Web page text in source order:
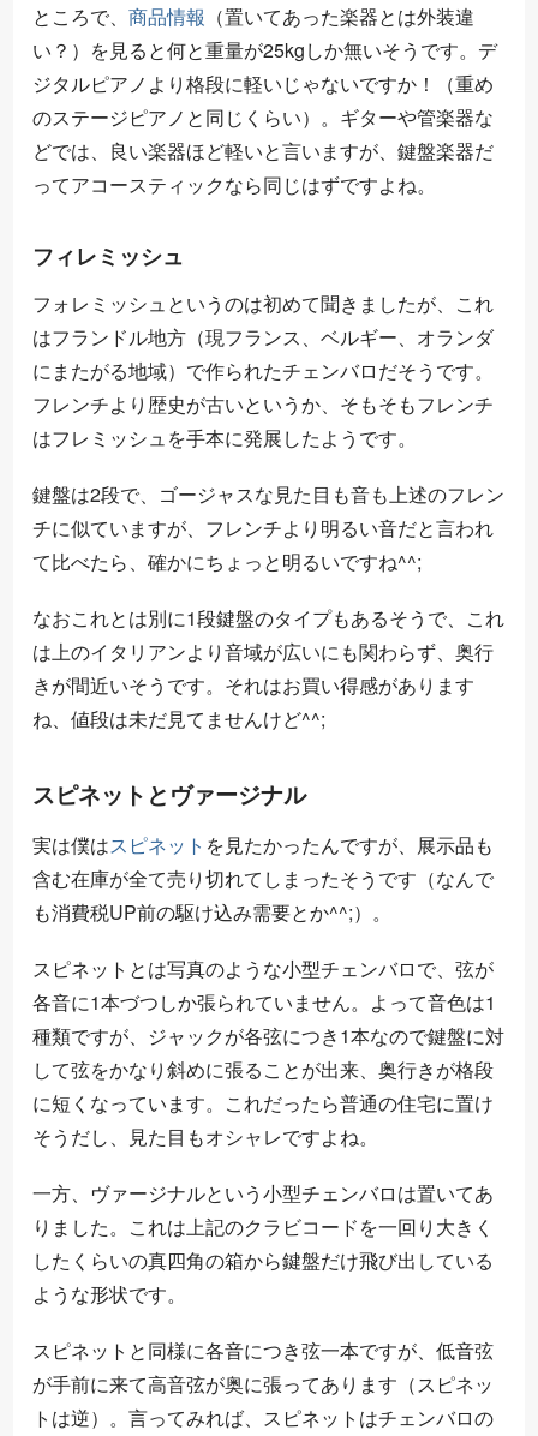
ところで、 商品情報 （置いてあった楽器とは外装違
い？）を見ると何と重量が25kgしか無いそうです。デ
ジタルピアノより格段に軽いじゃないですか！（重め
のステージピアノと同じくらい）。ギターや管楽器な
どでは、良い楽器ほど軽いと言いますが、鍵盤楽器だ
ってアコースティックなら同じはずですよね。
フィレミッシュ
フォレミッシュというのは初めて聞きましたが、これ
はフランドル地方（現フランス、ベルギー、オランダ
にまたがる地域）で作られたチェンバロだそうです。
フレンチより歴史が古いというか、そもそもフレンチ
はフレミッシュを手本に発展したようです。
鍵盤は2段で、ゴージャスな見た目も音も上述のフレン
チに似ていますが、フレンチより明るい音だと言われ
て比べたら、確かにちょっと明るいですね^^;
なおこれとは別に1段鍵盤のタイプもあるそうで、これ
は上のイタリアンより音域が広いにも関わらず、奥行
きが間近いそうです。それはお買い得感があります
ね、値段は未だ見てませんけど^^;
スピネットとヴァージナル
実は僕はスピネット を見たかったんですが、展示品も
含む在庫が全て売り切れてしまったそうです（なんで
も消費税UP前の駆け込み需要とか^^;）。
スピネットとは写真のような小型チェンバロで、弦が
各音に1本づつしか張られていません。よって音色は1
種類ですが、ジャックが各弦につき1本なので鍵盤に対
して弦をかなり斜めに張ることが出来、奥行きが格段
に短くなっています。これだったら普通の住宅に置け
そうだし、見た目もオシャレですよね。
一方、ヴァージナルという小型チェンバロは置いてあ
りました。これは上記のクラビコードを一回り大きく
したくらいの真四角の箱から鍵盤だけ飛び出している
ような形状です。
スピネットと同様に各音につき弦一本ですが、低音弦
が手前に来て高音弦が奥に張ってあります（スピネッ
トは逆）。言ってみれば、スピネットはチェンバロの